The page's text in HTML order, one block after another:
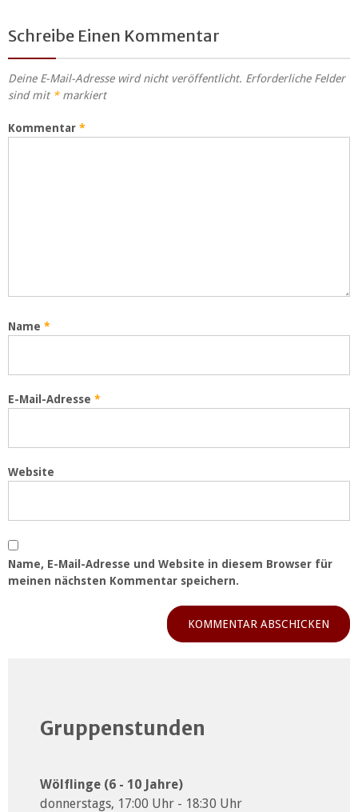
Schreibe Einen Kommentar
Deine E-Mail-Adresse wird nicht veröffentlicht. Erforderliche Felder
sind mit *markiert
Kommentar *
Name *
E-Mail-Adresse *
Website
Name, E-Mail-Adresse und Website in diesem Browser für
meinen nächsten Kommentar speichern.
Gruppenstunden
Wölflinge (6 - 10 Jahre)
donnerstags, 17:00 Uhr - 18:30 Uhr